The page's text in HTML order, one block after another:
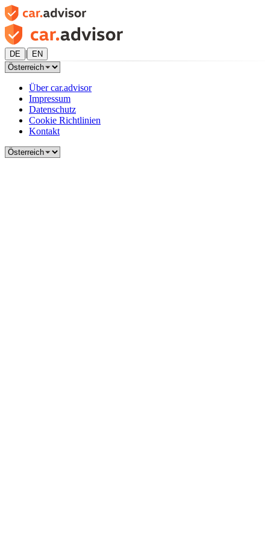
DE | EN
Über car.advisor
Impressum
Datenschutz
Cookie Richtlinien
Kontakt